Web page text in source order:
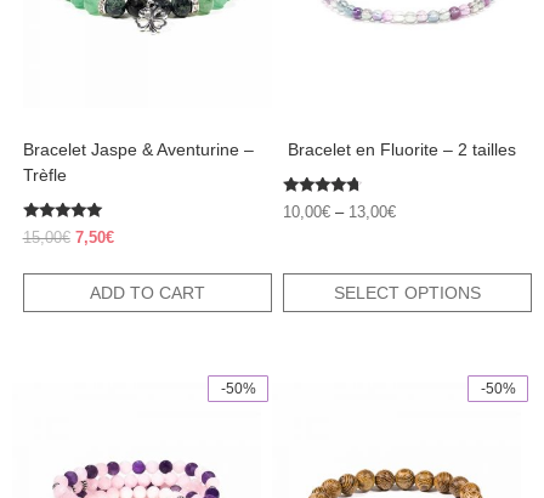
Bracelet Jaspe & Aventurine –
Trèfle
Rated
5.00
15,00€ Original
7,50€Current
ADD TO CART
​ Bracelet en Fluorite – 2 tailles
Rated
4.50
10,00€– 13,00€
SELECT OPTIONS
page
-50% -50%